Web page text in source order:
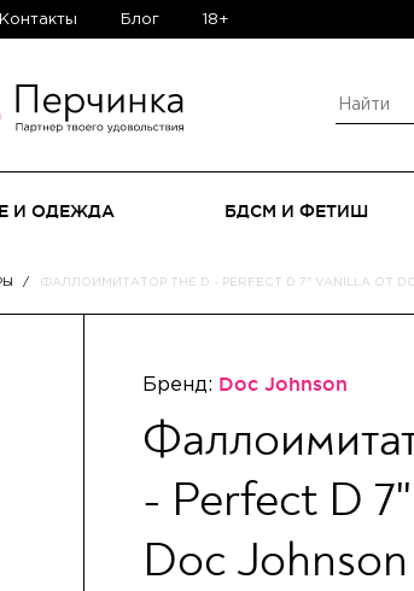
Контакты Блог 18+
И ОДЕЖДА БДСМ И ФЕТИШ
ФАЛЛОИМИТАТОР THE D - PERFECT D 7" VANILLA ОТ
Бренд: Doc Johnson
- Perfect D
Doc Johnson